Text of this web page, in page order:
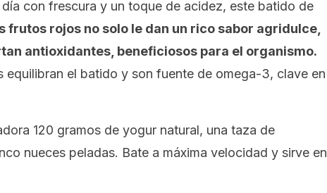
con frescura y un toque de acidez, este batido de
frutos rojos no solo le dan un rico sabor agridulce,
antioxidantes, beneficiosos para el organismo.
equilibran el batido y son fuente de omega-3, clave en
120 gramos de yogur natural, una taza de
nueces peladas. Bate a máxima velocidad y sirve en